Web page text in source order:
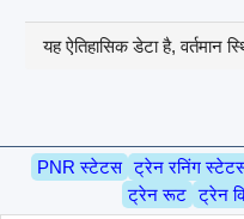
यह ऐतिहासिक डेटा है, वर्तमान
PNR स्टेटस ट्रेन रनिंग
ट्रेन रूट ट्रेन